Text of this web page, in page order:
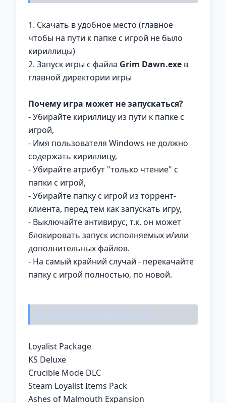
1. Скачать в удобное место (главное
чтобы на пути к папке с игрой не было
кириллицы)
2. Запуск игры с файла Grim Dawn.exe в
главной директории игры
Почему игра может не запускаться?
- Убирайте кириллицу из пути к папке с
игрой,
- Имя пользователя Windows не должно
содержать кириллицу,
- Убирайте атрибут "только чтение" с
папки с игрой,
- Убирайте папку с игрой из торрент-
клиента, перед тем как запускать игру,
- Выключайте антивирус, т.к. он может
блокировать запуск исполняемых и/или
дополнительных файлов.
- На самый крайний случай - перекачайте
папку с игрой полностью, по новой.
Дополнительный контент:
Loyalist Package
KS Deluxe
Crucible Mode DLC
Steam Loyalist Items Pack
Ashes of Malmouth Expansion